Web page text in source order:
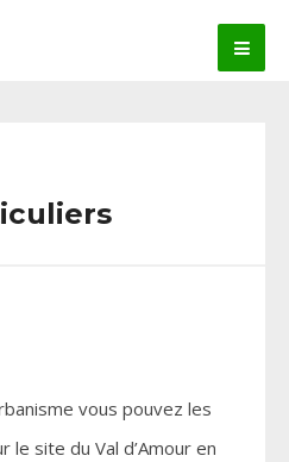
vous pouvez les
site du Val d’Amour en